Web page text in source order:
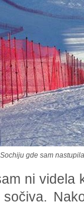
gde sam nastupila
ni videla